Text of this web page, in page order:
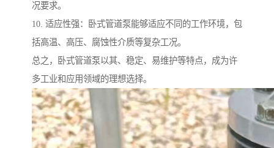
况要求。
10. 适应性强：卧式管道泵能够适应不同的工作环境，包
括高温、高压、腐蚀性介质等复杂工况。
总之，卧式管道泵以其、稳定、易维护等特点，成为许
多工业和应用领域的理想选择。